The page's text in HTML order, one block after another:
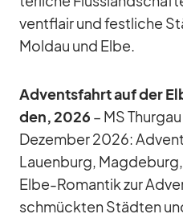
vent­flair und fest­li­che
Mol­dau und Elbe.
Ad­vents­fahrt auf der
den, 2026 – MS
De­zem­ber 2026:
Lau­en­burg,
Elbe-Ro­man­tik zur
schmück­ten Städ­ten